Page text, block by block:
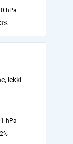
hPa
lekki
hPa